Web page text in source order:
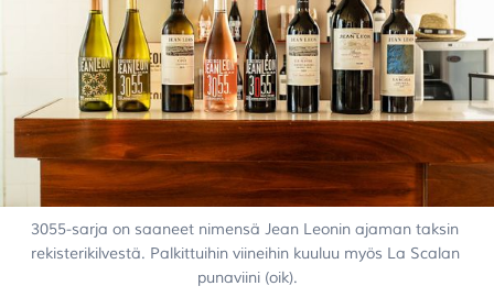
3055-sarja on saaneet nimensä Jean Leonin ajaman taksin
rekisterikilvestä. Palkittuihin viineihin kuuluu myös La Scalan
punaviini (oik).